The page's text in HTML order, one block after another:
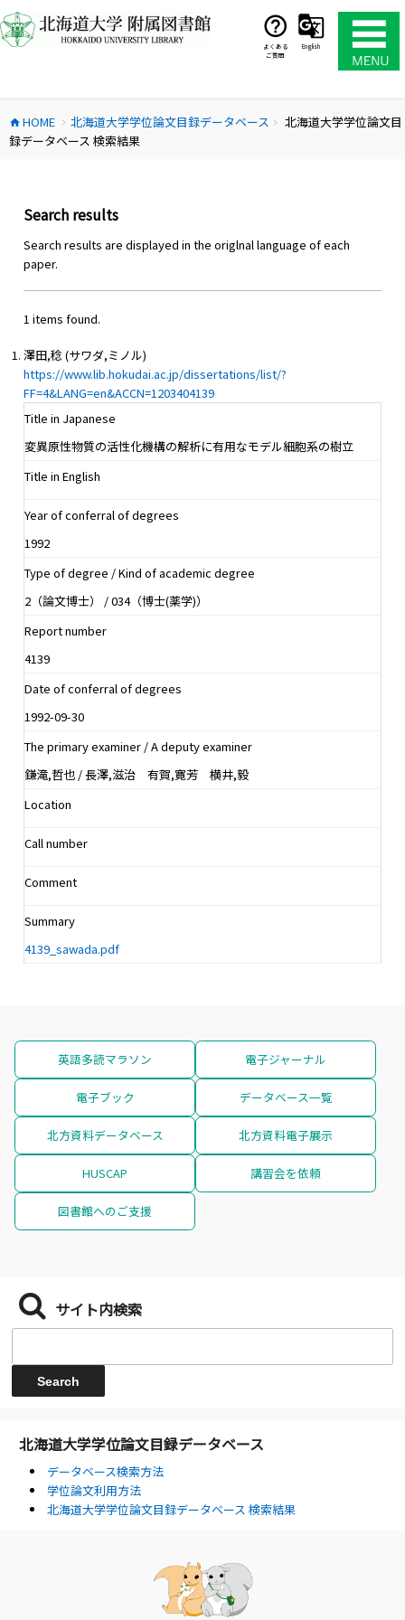
ン
テ
ス
キ
よくある
ご質問
English
home HOME chevron_right 北海道大学学位論文目録データベース chevron_right
北海道大学学位論文目
録データベース 検索結果
Search results
Search results are displayed in the origlnal language of each
paper.
1 items found.
澤田,稔 (サワダ,ミノル)
https://www.lib.hokudai.ac.jp/dissertations/list/?
FF=4&LANG=en&ACCN=1203404139
Title in Japanese
変異原性物質の活性化機構の解析に有用なモデル細胞系の樹立
Title in English
Year of conferral of degrees
1992
Type of degree / Kind of academic degree
2（論文博士） / 034（博士(薬学)）
Report number
4139
Date of conferral of degrees
1992-09-30
The primary examiner / A deputy examiner
鎌滝,哲也 / 長澤,滋治 有賀,寛芳 横井,毅
Location
Call number
Comment
Summary
4139_sawada.pdf
英語多読マラソン 電子ジャーナル
電子ブック データベース一覧
北方資料データベース 北方資料電子展示
HUSCAP 講習会を依頼
図書館へのご支援
サイト内検索
北海道大学学位論文目録データベース
データベース検索方法
学位論文利用方法
北海道大学学位論文目録データベース 検索結果